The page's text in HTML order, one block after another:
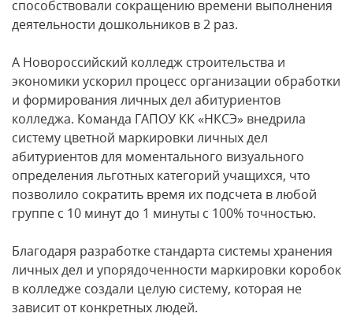
способствовали сокращению времени выполнения
деятельности дошкольников в 2 раз.
А Новороссийский колледж строительства и
экономики ускорил процесс организации обработки
и формирования личных дел абитуриентов
колледжа. Команда ГАПОУ КК «НКСЭ» внедрила
систему цветной маркировки личных дел
абитуриентов для моментального визуального
определения льготных категорий учащихся, что
позволило сократить время их подсчета в любой
группе с 10 минут до 1 минуты с 100% точностью.
Благодаря разработке стандарта системы хранения
личных дел и упорядоченности маркировки коробок
в колледже создали целую систему, которая не
зависит от конкретных людей.